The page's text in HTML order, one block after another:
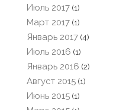
Июль 2017 (1)
Март 2017 (1)
Январь 2017 (4)
Июль 2016 (1)
Январь 2016 (2)
Август 2015 (1)
Июнь 2015 (1)